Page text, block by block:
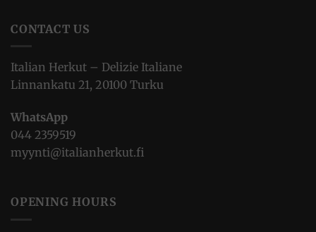
CONTACT US
Italian Herkut – Delizie Italiane
Linnankatu 21, 20100 Turku
WhatsApp
044 2359519
myynti@italianherkut.fi
OPENING HOURS